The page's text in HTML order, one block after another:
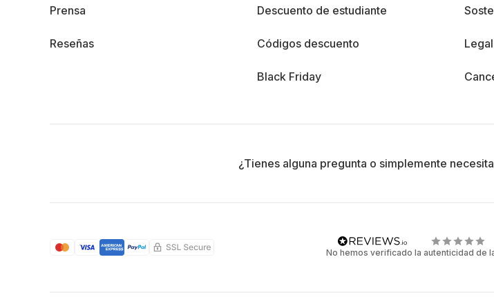
Prensa
Reseñas
Descuento de estudiante
Códigos descuento
Black Friday
Legal
¿Tienes alguna pregunta o simplemente
No hemos verificado la autenticidad de